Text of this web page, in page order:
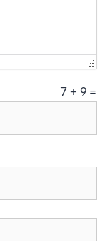
7 + 9 =